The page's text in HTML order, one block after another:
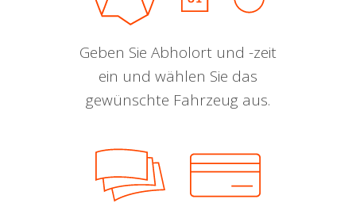
Geben Sie Abholort und -zeit
ein und wählen Sie das
gewünschte Fahrzeug aus.